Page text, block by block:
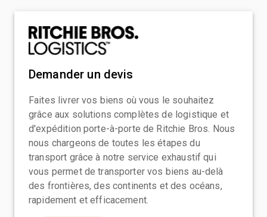
Demander un devis
Faites livrer vos biens où vous le souhaitez
grâce aux solutions complètes de logistique et
d'expédition porte-à-porte de Ritchie Bros. Nous
nous chargeons de toutes les étapes du
transport grâce à notre service exhaustif qui
vous permet de transporter vos biens au-delà
des frontières, des continents et des océans,
rapidement et efficacement.